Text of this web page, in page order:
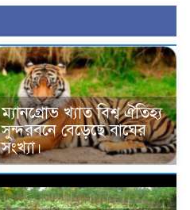
ম্যানগ্রোভ খ্যাত বিশ্ব ঐতিহ্য
সুন্দরবনে বেড়েছে বাঘের
সংখ্যা।